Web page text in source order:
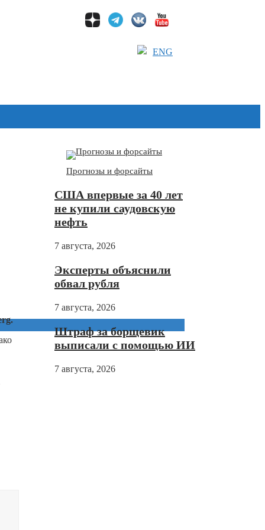
ENG
Прогнозы и форсайты
США впервые за 40 лет
не купили саудовскую
нефть
7 августа, 2026
Эксперты объяснили
обвал рубля
7 августа, 2026
Штраф за борщевик
выписали с помощью ИИ
7 августа, 2026